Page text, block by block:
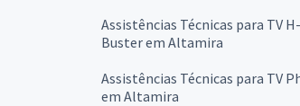
Assistências Técnicas para TV H-
Buster em Altamira
Assistências Técnicas para TV
em Altamira